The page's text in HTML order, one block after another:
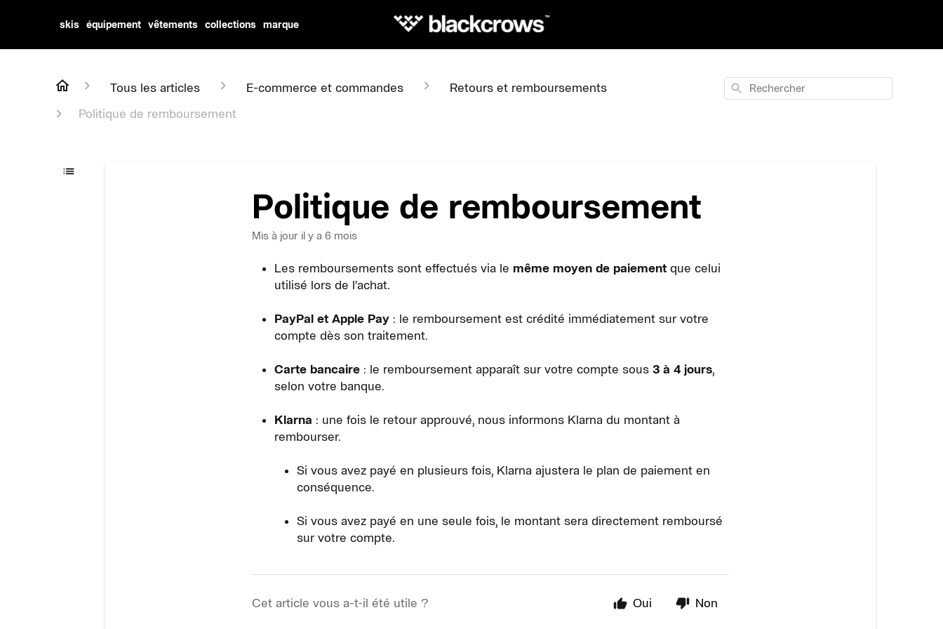
skis équipement vêtements collections marque
Tous les articles E-commerce et commandes
Retours et remboursements
Politique de remboursement
Rechercher
Politique de remboursement
Mis à jour il y a 6 mois
Les remboursements sont effectués via le même moyen de paiement que celui
utilisé lors de l’achat.
PayPal et Apple Pay : le remboursement est crédité immédiatement sur votre
compte dès son traitement.
Carte bancaire : le remboursement apparaît sur votre compte sous3 à 4 jours,
selon votre banque.
Klarna : une fois le retour approuvé, nous informons Klarna du montant à
rembourser.
Si vous avez payé en plusieurs fois, Klarna ajustera le plan de paiement en
conséquence.
Si vous avez payé en une seule fois, le montant sera directement remboursé
sur votre compte.
Cet article vous a-t-il été utile ? Oui Non